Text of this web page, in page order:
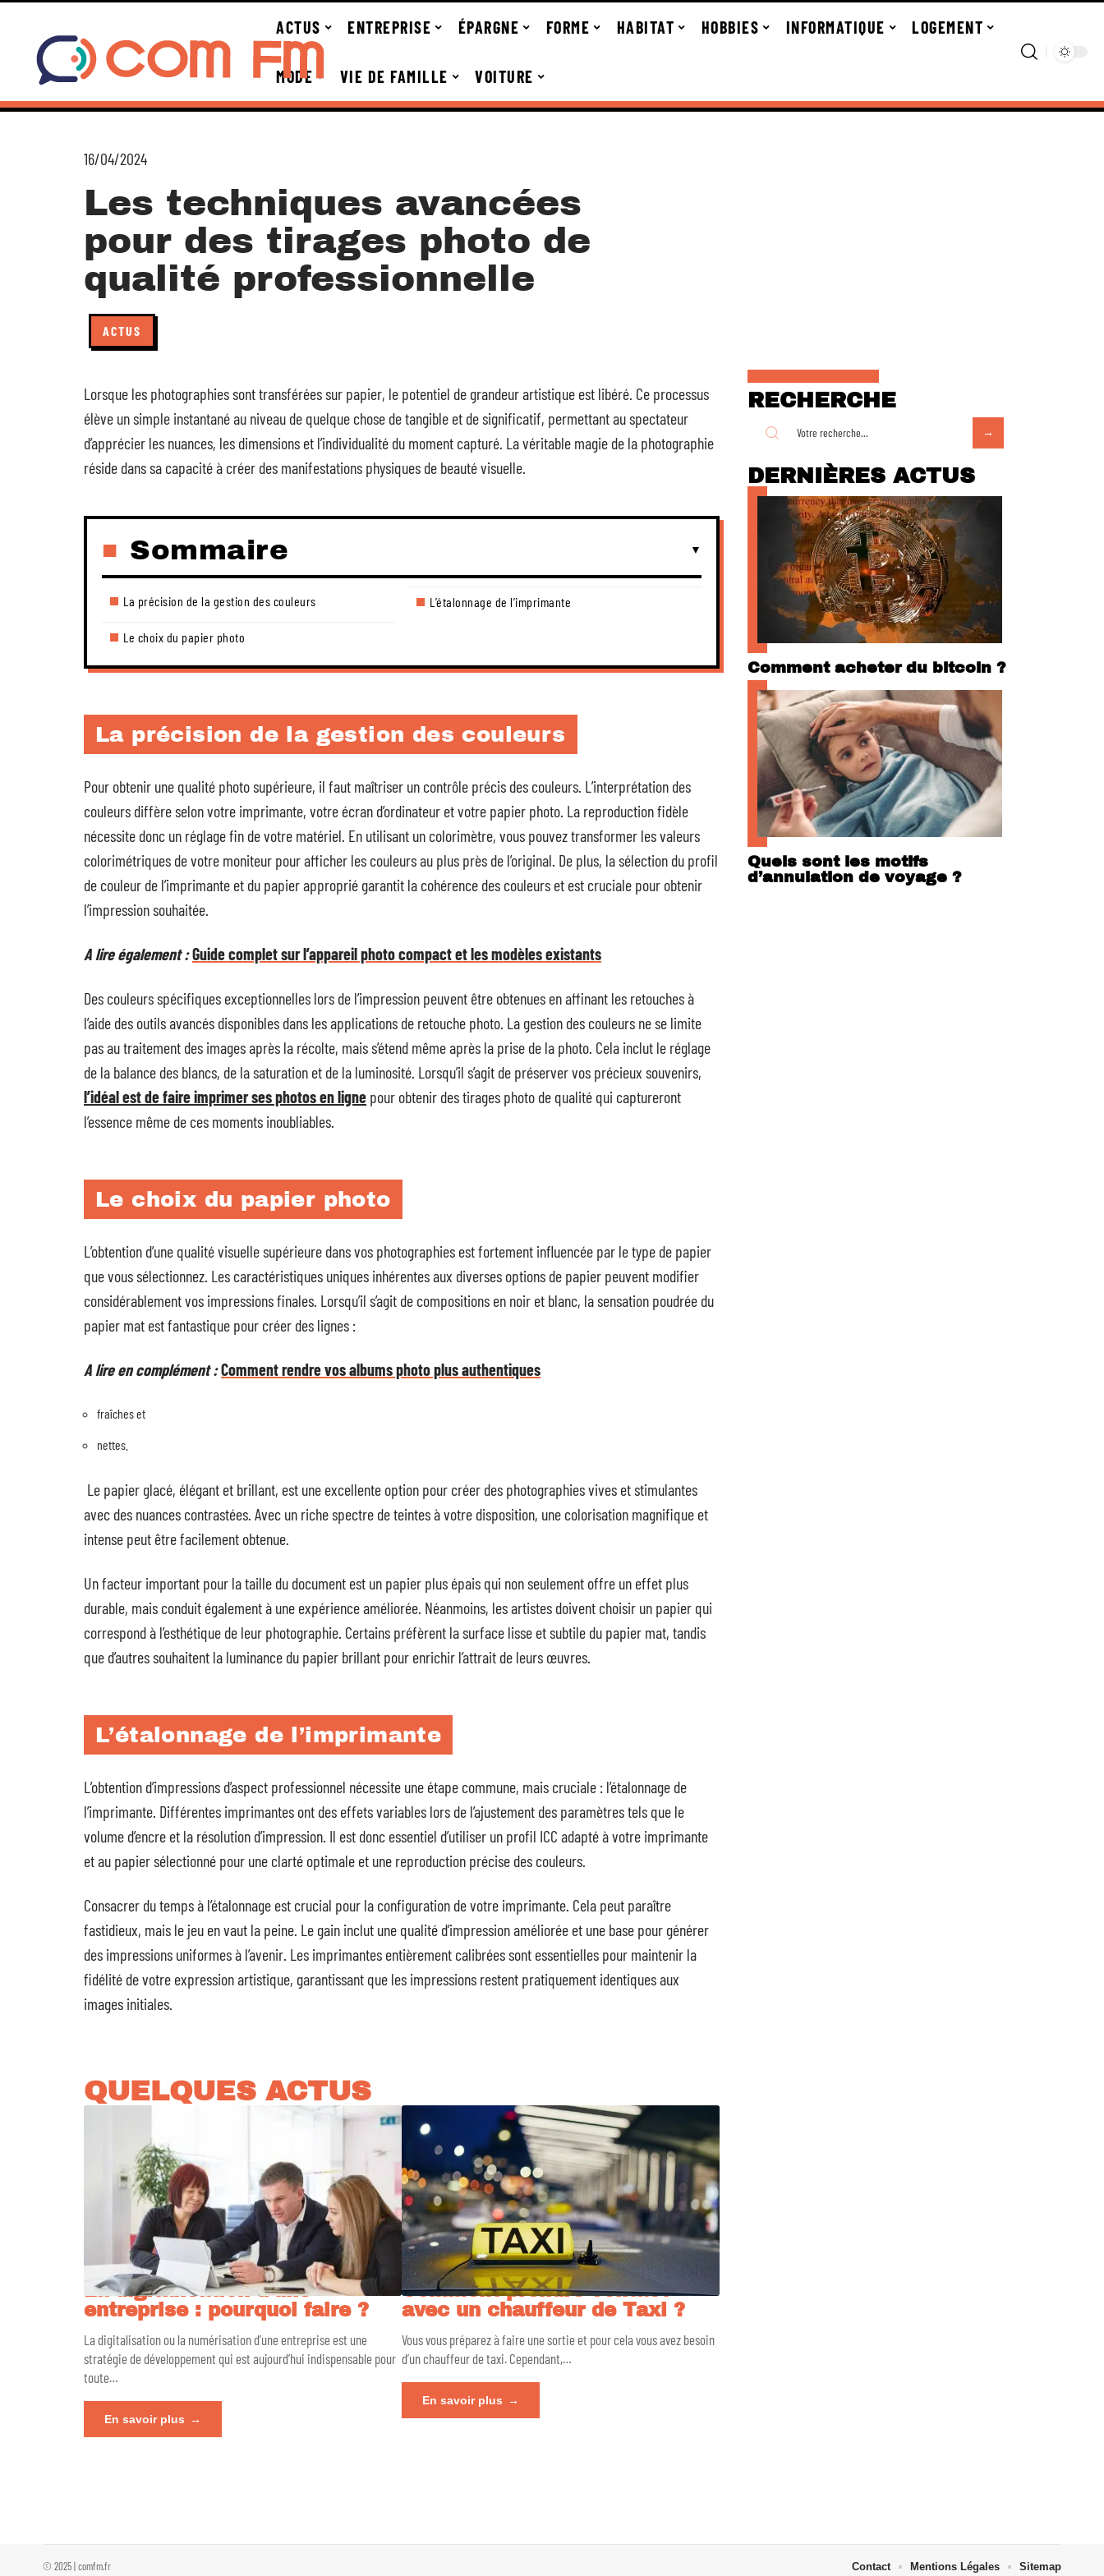
ACTUS ENTREPRISE ÉPARGNE FORME HABITAT HOBBIES INFORMATIQUE LOGEMENT
MODE VIE DE FAMILLE VOITURE
16/04/2024
Les techniques avancées
pour des tirages photo de
qualité professionnelle
ACTUS
Lorsque les photographies sont transférées sur papier, le potentiel de grandeur artistique est libéré. Ce processus
élève un simple instantané au niveau de quelque chose de tangible et de significatif, permettant au spectateur
d’apprécier les nuances, les dimensions et l’individualité du moment capturé. La véritable magie de la photographie
réside dans sa capacité à créer des manifestations physiques de beauté visuelle.
Sommaire
La précision de la gestion des couleurs
Le choix du papier photo
L’étalonnage de l’imprimante
La précision de la gestion des couleurs
Pour obtenir une qualité photo supérieure, il faut maîtriser un contrôle précis des couleurs. L’interprétation des
couleurs diffère selon votre imprimante, votre écran d’ordinateur et votre papier photo. La reproduction fidèle
nécessite donc un réglage fin de votre matériel. En utilisant un colorimètre, vous pouvez transformer les valeurs
colorimétriques de votre moniteur pour afficher les couleurs au plus près de l’original. De plus, la sélection du profil
de couleur de l’imprimante et du papier approprié garantit la cohérence des couleurs et est cruciale pour obtenir
l’impression souhaitée.
A lire également :Guide complet sur l’appareil photo compact et les modèles existants
Des couleurs spécifiques exceptionnelles lors de l’impression peuvent être obtenues en affinant les retouches à
l’aide des outils avancés disponibles dans les applications de retouche photo. La gestion des couleurs ne se limite
pas au traitement des images après la récolte, mais s’étend même après la prise de la photo. Cela inclut le réglage
de la balance des blancs, de la saturation et de la luminosité. Lorsqu’il s’agit de préserver vos précieux souvenirs,
l’idéal est de faire imprimer ses photos en ligne pour obtenir des tirages photo de qualité qui captureront
l’essence même de ces moments inoubliables.
Le choix du papier photo
L’obtention d’une qualité visuelle supérieure dans vos photographies est fortement influencée par le type de papier
que vous sélectionnez. Les caractéristiques uniques inhérentes aux diverses options de papier peuvent modifier
considérablement vos impressions finales. Lorsqu’il s’agit de compositions en noir et blanc, la sensation poudrée du
papier mat est fantastique pour créer des lignes :
A lire en complément :Comment rendre vos albums photo plus authentiques
fraîches et
nettes.
Le papier glacé, élégant et brillant, est une excellente option pour créer des photographies vives et stimulantes
avec des nuances contrastées. Avec un riche spectre de teintes à votre disposition, une colorisation magnifique et
intense peut être facilement obtenue.
Un facteur important pour la taille du document est un papier plus épais qui non seulement offre un effet plus
durable, mais conduit également à une expérience améliorée. Néanmoins, les artistes doivent choisir un papier qui
correspond à l’esthétique de leur photographie. Certains préfèrent la surface lisse et subtile du papier mat, tandis
que d’autres souhaitent la luminance du papier brillant pour enrichir l’attrait de leurs œuvres.
L’étalonnage de l’imprimante
L’obtention d’impressions d’aspect professionnel nécessite une étape commune, mais cruciale : l’étalonnage de
l’imprimante. Différentes imprimantes ont des effets variables lors de l’ajustement des paramètres tels que le
volume d’encre et la résolution d’impression. Il est donc essentiel d’utiliser un profil ICC adapté à votre imprimante
et au papier sélectionné pour une clarté optimale et une reproduction précise des couleurs.
Consacrer du temps à l’étalonnage est crucial pour la configuration de votre imprimante. Cela peut paraître
fastidieux, mais le jeu en vaut la peine. Le gain inclut une qualité d’impression améliorée et une base pour générer
des impressions uniformes à l’avenir. Les imprimantes entièrement calibrées sont essentielles pour maintenir la
fidélité de votre expression artistique, garantissant que les impressions restent pratiquement identiques aux
images initiales.
QUELQUES ACTUS
La digitalisation d’une
entreprise : pourquoi faire ?
La digitalisation ou la numérisation d’une entreprise est une
stratégie de développement qui est aujourd’hui indispensable pour
toute…
En savoir plus
Comment prendre contact
avec un chauffeur de Taxi ?
Vous vous préparez à faire une sortie et pour cela vous avez besoin
d’un chauffeur de taxi. Cependant,…
En savoir plus
RECHERCHE
DERNIÈRES ACTUS
Comment acheter du bitcoin ?
Quels sont les motifs
d’annulation de voyage ?
© 2025 | comfm.fr Contact Mentions Légales Sitemap